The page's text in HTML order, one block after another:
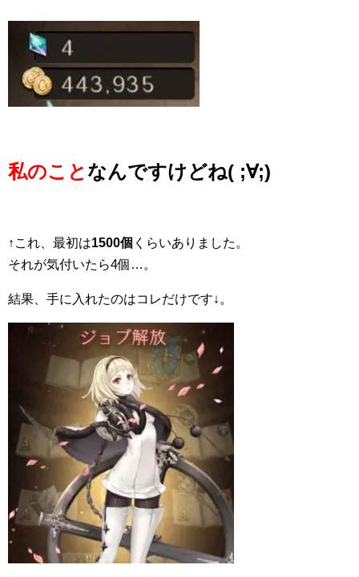
私のこと なんですけどね( ;∀;)
↑これ、最初は1500個 くらいありました。
それが気付いたら4個…。
結果、手に入れたのはコレだけです↓。